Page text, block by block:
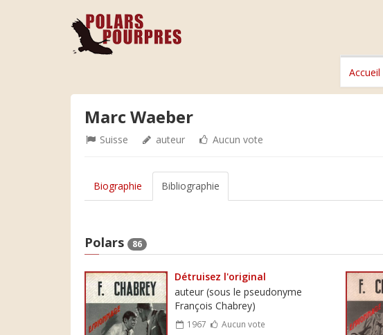
Accueil
Marc Waeber
Suisse auteur Aucun vote
Biographie Bibliographie
Polars 86
Détruisez l'original
auteur (sous le pseudonyme
François Chabrey)
1967 Aucun vote